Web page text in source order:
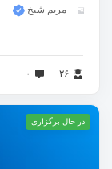
مریم شیخ
۲۶ ۰
در حال برگزاری